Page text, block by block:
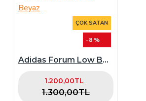
ÇOK SATAN
-8 %
Adidas Forum Low Beyaz
1.200,00TL
1.300,00TL